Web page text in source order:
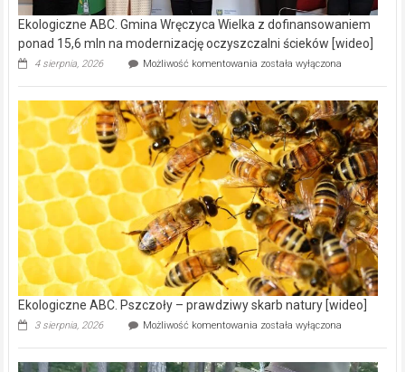
Ekologiczne ABC. Gmina Wręczyca Wielka z dofinansowaniem
ponad 15,6 mln na modernizację oczyszczalni ścieków [wideo]
4 sierpnia, 2026 Możliwość komentowania Ekologiczne
Wręczyca
Wielka
z
dofinansowaniem
ponad
15,6
mln
na
modernizację
oczyszczalni
ścieków
[wideo]
została wyłączona
Ekologiczne ABC. Pszczoły – prawdziwy skarb natury [wideo]
3 sierpnia, 2026 Możliwość komentowania Ekologiczne
–
została wyłączona